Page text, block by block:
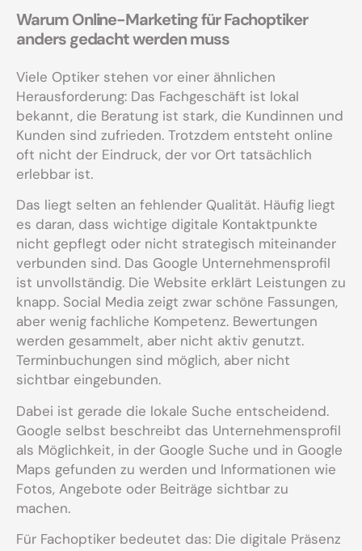
Warum Online-Marketing für Fachoptiker
anders gedacht werden muss
Viele Optiker stehen vor einer ähnlichen
Herausforderung: Das Fachgeschäft ist lokal
bekannt, die Beratung ist stark, die Kundinnen und
Kunden sind zufrieden. Trotzdem entsteht online
oft nicht der Eindruck, der vor Ort tatsächlich
erlebbar ist.
Das liegt selten an fehlender Qualität. Häufig liegt
es daran, dass wichtige digitale Kontaktpunkte
nicht gepflegt oder nicht strategisch miteinander
verbunden sind. Das Google Unternehmensprofil
ist unvollständig. Die Website erklärt Leistungen zu
knapp. Social Media zeigt zwar schöne Fassungen,
aber wenig fachliche Kompetenz. Bewertungen
werden gesammelt, aber nicht aktiv genutzt.
Terminbuchungen sind möglich, aber nicht
sichtbar eingebunden.
Dabei ist gerade die lokale Suche entscheidend.
Google selbst beschreibt das Unternehmensprofil
als Möglichkeit, in der Google Suche und in Google
Maps gefunden zu werden und Informationen wie
Fotos, Angebote oder Beiträge sichtbar zu
machen.
Für Fachoptiker bedeutet das: Die digitale Präsenz